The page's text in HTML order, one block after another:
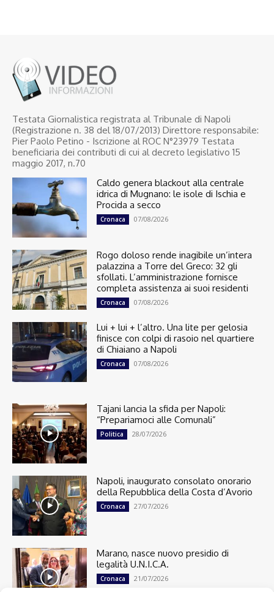
Testata Giornalistica registrata al Tribunale di Napoli
(Registrazione n. 38 del 18/07/2013) Direttore responsabile:
Pier Paolo Petino - Iscrizione al ROC N°23979 Testata
beneficiaria dei contributi di cui al decreto legislativo 15
maggio 2017, n.70
Caldo genera blackout alla centrale
idrica di Mugnano: le isole di Ischia e
Procida a secco
Cronaca 07/08/2026
Rogo doloso rende inagibile un’intera
palazzina a Torre del Greco: 32 gli
sfollati. L’amministrazione fornisce
completa assistenza ai suoi residenti
Cronaca 07/08/2026
Lui + lui + l’altro. Una lite per gelosia
finisce con colpi di rasoio nel quartiere
di Chiaiano a Napoli
Cronaca 07/08/2026
Tajani lancia la sfida per Napoli:
“Prepariamoci alle Comunali”
Politica 28/07/2026
Napoli, inaugurato consolato onorario
della Repubblica della Costa d’Avorio
Cronaca 27/07/2026
Marano, nasce nuovo presidio di
legalità U.N.I.C.A.
Cronaca 21/07/2026